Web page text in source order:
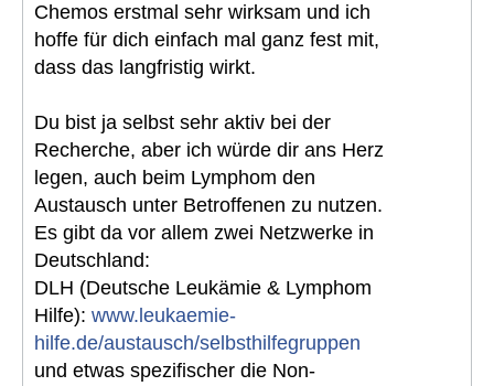
Chemos erstmal sehr wirksam und ich
hoffe für dich einfach mal ganz fest mit,
dass das langfristig wirkt.
Du bist ja selbst sehr aktiv bei der
Recherche, aber ich würde dir ans Herz
legen, auch beim Lymphom den
Austausch unter Betroffenen zu nutzen.
Es gibt da vor allem zwei Netzwerke in
Deutschland:
DLH (Deutsche Leukämie & Lymphom
Hilfe): www.leukaemie-
hilfe.de/austausch/selbsthilfegruppen
und etwas spezifischer die Non-